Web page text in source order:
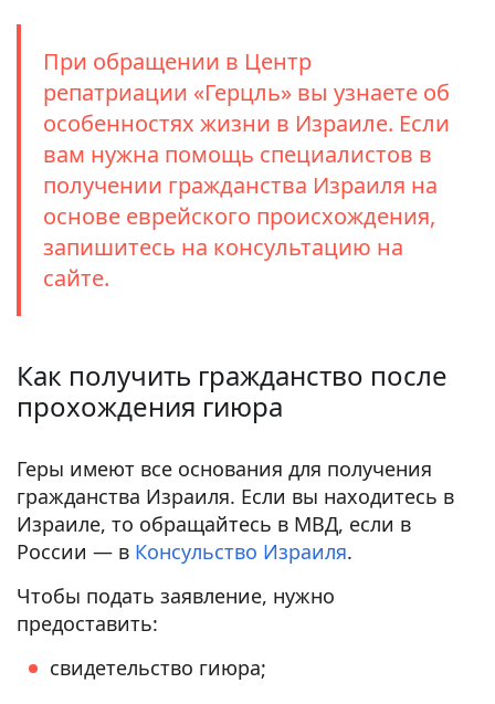
При обращении в Центр
репатриации «Герцль» вы узнаете об
особенностях жизни в Израиле. Если
вам нужна помощь специалистов в
получении гражданства Израиля на
основе еврейского происхождения,
запишитесь на консультацию на
сайте.
Как получить гражданство после
прохождения гиюра
Геры имеют все основания для получения
гражданства Израиля. Если вы находитесь в
Израиле, то обращайтесь в МВД, если в
России — в Консульство Израиля.
Чтобы подать заявление, нужно
предоставить:
свидетельство гиюра;